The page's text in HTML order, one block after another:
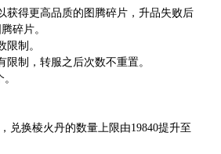
获得更高品质的图腾碎片，升品失败后
碎片。
限制。
限制，转服之后次数不重置。
兑换棱火丹的数量上限由19840提升至